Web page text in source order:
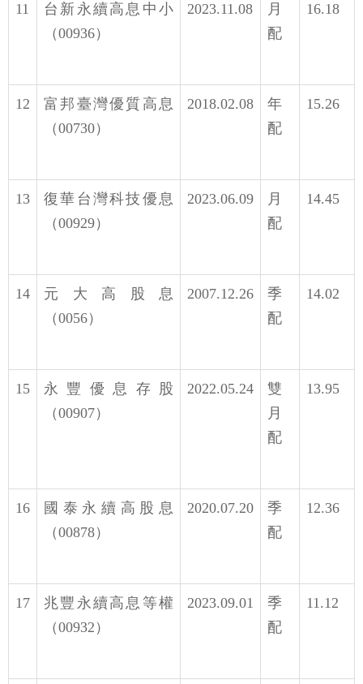
11
台新永續高息中小
（00936）
2023.11.08
月
配
16.18
12
富邦臺灣優質高息
（00730）
2018.02.08
年
配
15.26
13
復華台灣科技優息
（00929）
2023.06.09
月
配
14.45
14
元大高股息
（0056）
2007.12.26
季
配
14.02
15
永豐優息存股
（00907）
2022.05.24
雙
月
配
13.95
16
國泰永續高股息
（00878）
2020.07.20
季
配
12.36
17
兆豐永續高息等權
（00932）
2023.09.01
季
配
11.12